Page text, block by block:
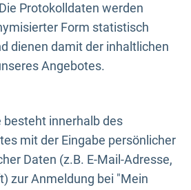
Protokolldaten werden
Form statistisch
dienen damit der inhaltlichen
Angebotes.
besteht innerhalb des
mit der Eingabe persönlicher
Daten (z.B. E-Mail-Adresse,
zur Anmeldung bei "Mein